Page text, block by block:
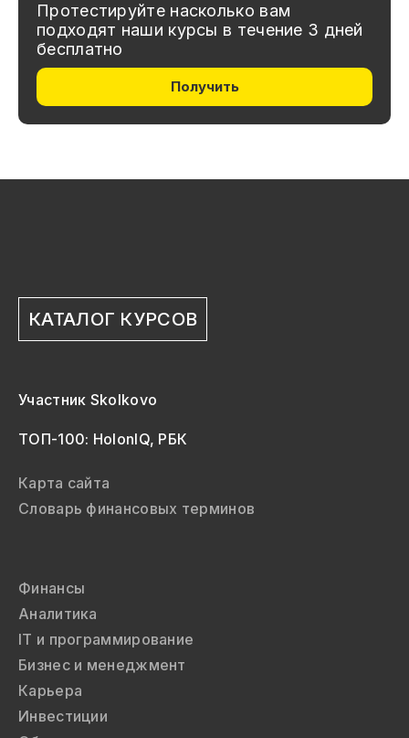
Протестируйте насколько вам
подходят наши курсы в течение 3 дней
бесплатно
Получить
КАТАЛОГ КУРСОВ
Участник Skolkovo
ТОП-100: HolonIQ, РБК
Карта сайта
Словарь финансовых терминов
Финансы
Аналитика
IT и программирование
Бизнес и менеджмент
Карьера
Инвестиции